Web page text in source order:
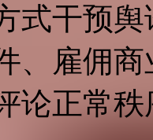
式干预
、雇佣
论正常